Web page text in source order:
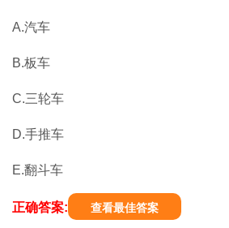
A.汽车
B.板车
C.三轮车
D.手推车
E.翻斗车
正确答案: 查看最佳答案